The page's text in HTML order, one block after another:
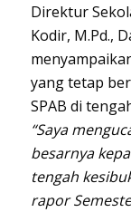
Direktur
Kodir, M.Pd.,
yang tetap
SPAB di
“Saya
besarnya
tengah
rapor